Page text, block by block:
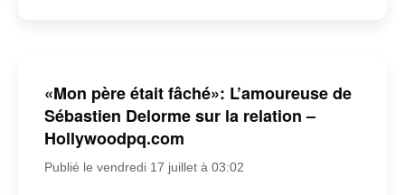
«Mon père était fâché»: L’amoureuse de
Sébastien Delorme sur la relation –
Hollywoodpq.com
Publié le vendredi 17 juillet à 03:02